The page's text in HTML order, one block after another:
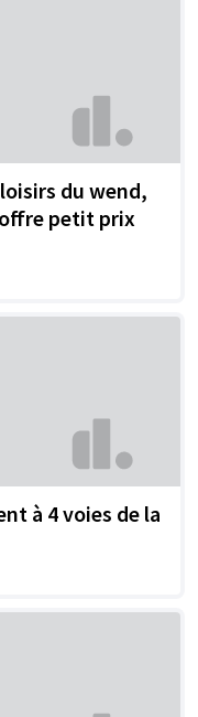
du wend,
petit prix
à 4 voies de la